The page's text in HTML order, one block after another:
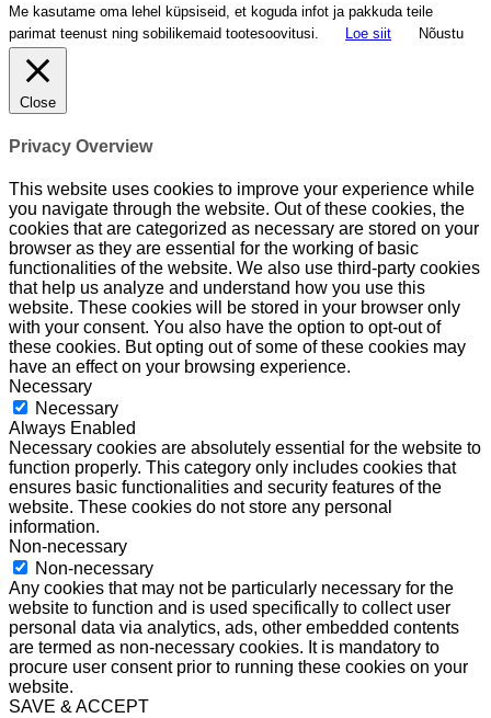
Me kasutame oma lehel küpsiseid, et koguda infot ja pakkuda teile
parimat teenust ning sobilikemaid tootesoovitusi.
Loe siit Nõustu
Close
Privacy Overview
This website uses cookies to improve your experience while
you navigate through the website. Out of these cookies, the
cookies that are categorized as necessary are stored on your
browser as they are essential for the working of basic
functionalities of the website. We also use third-party cookies
that help us analyze and understand how you use this
website. These cookies will be stored in your browser only
with your consent. You also have the option to opt-out of
these cookies. But opting out of some of these cookies may
have an effect on your browsing experience.
Necessary
Necessary
Always Enabled
Necessary cookies are absolutely essential for the website to
function properly. This category only includes cookies that
ensures basic functionalities and security features of the
website. These cookies do not store any personal
information.
Non-necessary
Non-necessary
Any cookies that may not be particularly necessary for the
website to function and is used specifically to collect user
personal data via analytics, ads, other embedded contents
are termed as non-necessary cookies. It is mandatory to
procure user consent prior to running these cookies on your
website.
SAVE & ACCEPT